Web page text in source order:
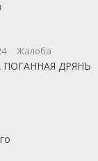
Жалоба
ДРЯНЬ